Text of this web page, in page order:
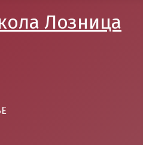
Лозница